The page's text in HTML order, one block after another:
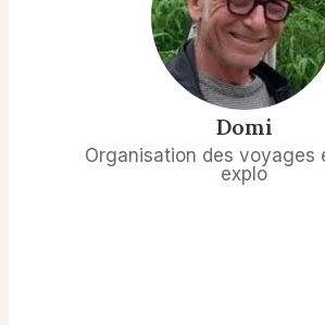
Domi
Organisation des voyages
explo